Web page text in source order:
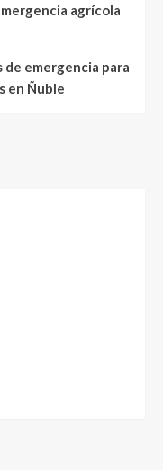
agrícola
emergencia para
en Ñuble